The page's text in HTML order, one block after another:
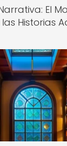
El
Historias